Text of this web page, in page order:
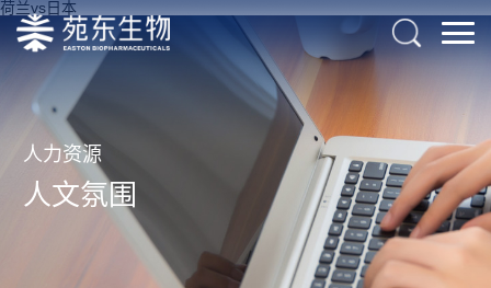
荷兰vs日本
人力资源
人文氛围